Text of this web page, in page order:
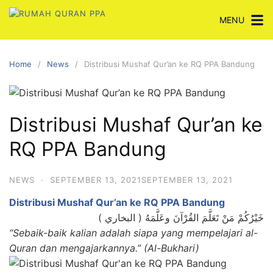
Skip
content
MENU
Home News Distribusi Mushaf Qur’an ke RQ PPA Bandung
Distribusi Mushaf Qur’an ke
RQ PPA Bandung
NEWS · SEPTEMBER 13, 2021SEPTEMBER 13, 2021
Distribusi Mushaf Qur’an ke RQ PPA Bandung
خَيْرُكُمْ مَنْ تَعَلَّمَ القُرْآنَ وعَلَّمَهُ ( البخاري )
“Sebaik-baik kalian adalah siapa yang mempelajari al-
Quran dan mengajarkannya.” (Al-Bukhari)